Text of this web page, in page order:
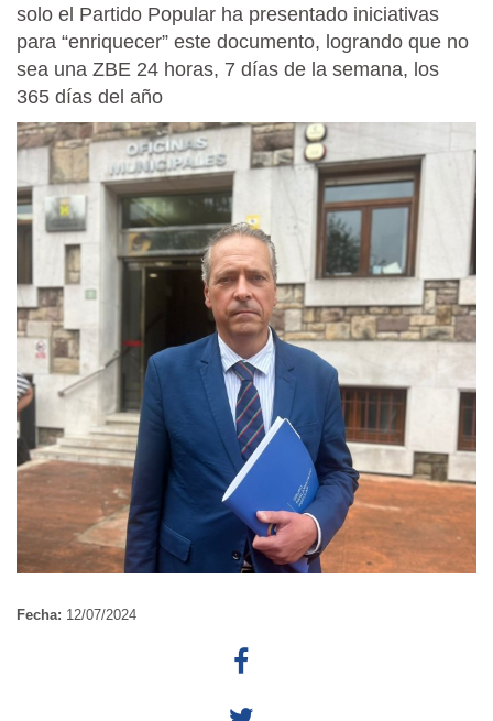
solo el Partido Popular ha presentado iniciativas
para “enriquecer” este documento, logrando que no
sea una ZBE 24 horas, 7 días de la semana, los
365 días del año
Fecha: 12/07/2024